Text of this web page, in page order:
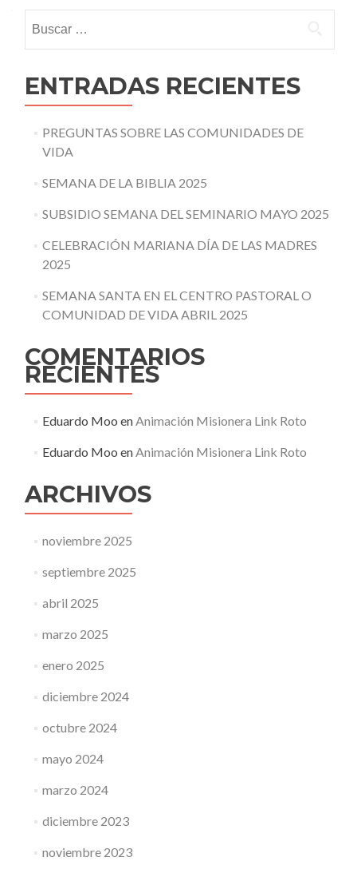
ENTRADAS RECIENTES
PREGUNTAS SOBRE LAS COMUNIDADES DE
VIDA
SEMANA DE LA BIBLIA 2025
SUBSIDIO SEMANA DEL SEMINARIO MAYO 2025
CELEBRACIÓN MARIANA DÍA DE LAS MADRES
2025
SEMANA SANTA EN EL CENTRO PASTORAL O
COMUNIDAD DE VIDA ABRIL 2025
COMENTARIOS
RECIENTES
Eduardo Moo enAnimación Misionera Link Roto
Eduardo Moo enAnimación Misionera Link Roto
ARCHIVOS
noviembre 2025
septiembre 2025
abril 2025
marzo 2025
enero 2025
diciembre 2024
octubre 2024
mayo 2024
marzo 2024
diciembre 2023
noviembre 2023